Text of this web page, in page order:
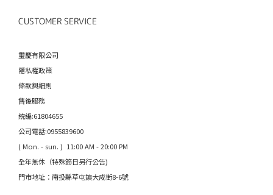
CUSTOMER SERVICE
璽慶有限公司
隱私權政策
條款與細則
售後服務
統編:61804655
公司電話:0955839600
( Mon. - sun. ) 11:00 AM - 20:00 PM
全年無休（特殊節日另行公告)
門市地址：南投縣草屯鎮大成街8-6號